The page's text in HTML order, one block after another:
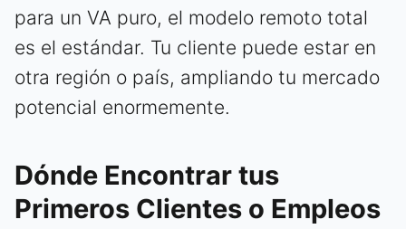
para un VA puro, el modelo remoto total
es el estándar. Tu cliente puede estar en
otra región o país, ampliando tu mercado
potencial enormemente.
Dónde Encontrar tus
Primeros Clientes o Empleos